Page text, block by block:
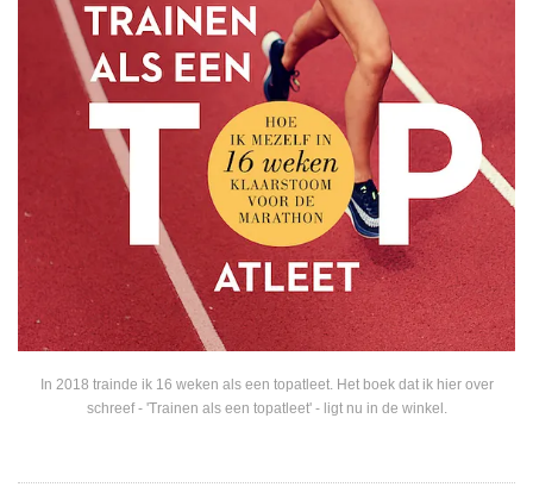
In 2018 trainde ik 16 weken als een topatleet. Het boek dat ik hier over
schreef - 'Trainen als een topatleet' - ligt nu in de winkel.